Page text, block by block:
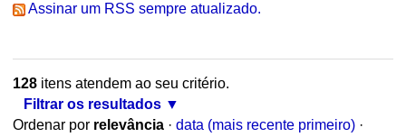
Assinar um RSS sempre atualizado.
128itens atendem ao seu critério.
Filtrar os resultados
Ordenar por relevância · data (mais recente primeiro) ·